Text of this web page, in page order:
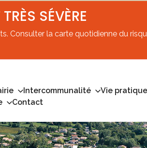
SÉVÈRE
Consulter la carte quotidienne du
Intercommunalité Vie pratique
Contact